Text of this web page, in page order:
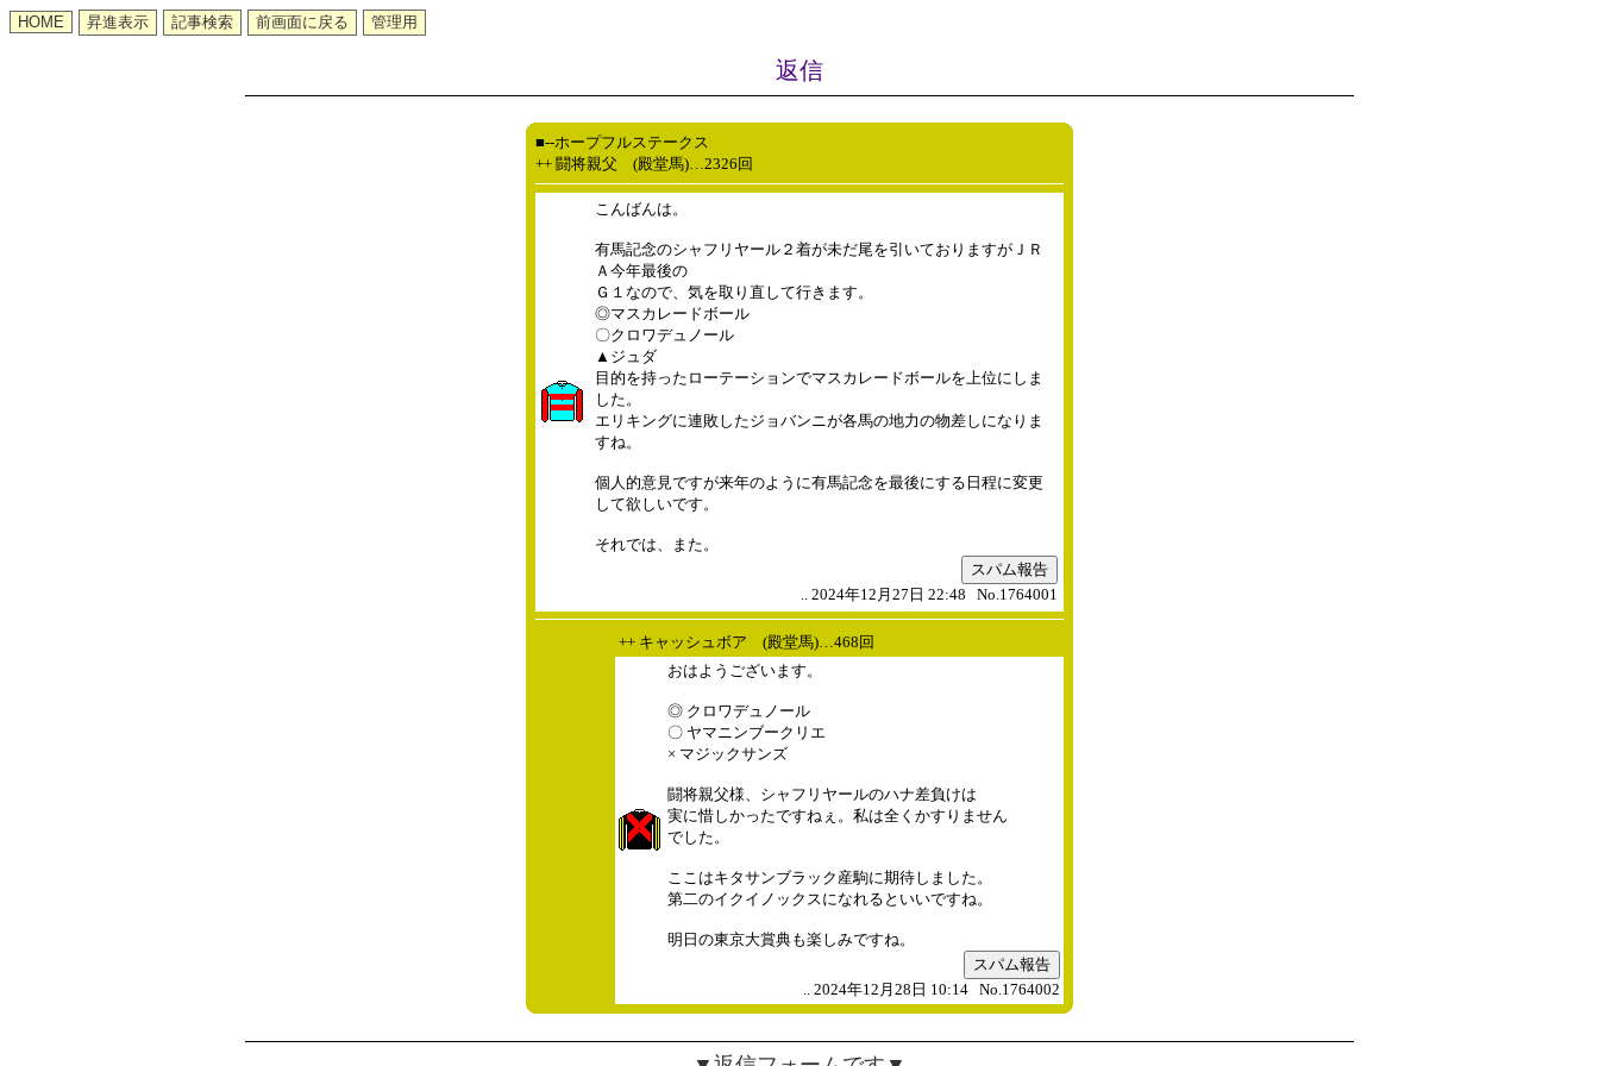
返信
■--ホープフルステークス
++ 闘将親父 (殿堂馬)…2326回
こんばんは。
有馬記念のシャフリヤール２着が未だ尾を引いておりますがＪＲ
Ａ今年最後の
Ｇ１なので、気を取り直して行きます。
◎マスカレードボール
〇クロワデュノール
▲ジュダ
目的を持ったローテーションでマスカレードボールを上位にしま
した。
エリキングに連敗したジョバンニが各馬の地力の物差しになりま
すね。
個人的意見ですが来年のように有馬記念を最後にする日程に変更
して欲しいです。
それでは、また。
スパム報告
.. 2024年12月27日 22:48 No.1764001
++ キャッシュボア (殿堂馬)…468回
おはようございます。
◎ クロワデュノール
〇 ヤマニンブークリエ
× マジックサンズ
闘将親父様、シャフリヤールのハナ差負けは
実に惜しかったですねぇ。私は全くかすりません
でした。
ここはキタサンブラック産駒に期待しました。
第二のイクイノックスになれるといいですね。
明日の東京大賞典も楽しみですね。
スパム報告
.. 2024年12月28日 10:14 No.1764002